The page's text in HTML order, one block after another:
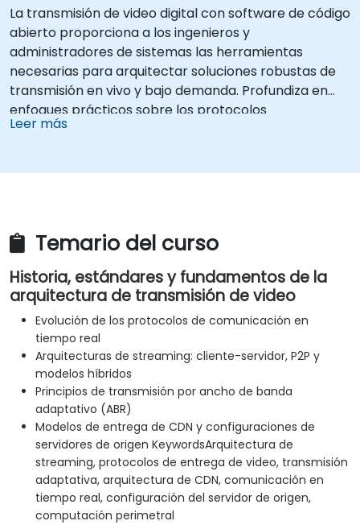
La transmisión de video digital con software de código
abierto proporciona a los ingenieros y
administradores de sistemas las herramientas
necesarias para arquitectar soluciones robustas de
transmisión en vivo y bajo demanda. Profundiza en
enfoques prácticos sobre los protocolos
fundamentales de entrega, como RTMP, HLS y
para aplicaciones web modernas.
Leer más
Temario del curso
Historia, estándares y fundamentos de la
arquitectura de transmisión de video
Evolución de los protocolos de comunicación en
tiempo real
Arquitecturas de streaming: cliente-servidor, P2P y
modelos híbridos
Principios de transmisión por ancho de banda
adaptativo (ABR)
Modelos de entrega de CDN y configuraciones de
servidores de origen KeywordsArquitectura de
streaming, protocolos de entrega de video, transmisión
adaptativa, arquitectura de CDN, comunicación en
tiempo real, configuración del servidor de origen,
computación perimetral